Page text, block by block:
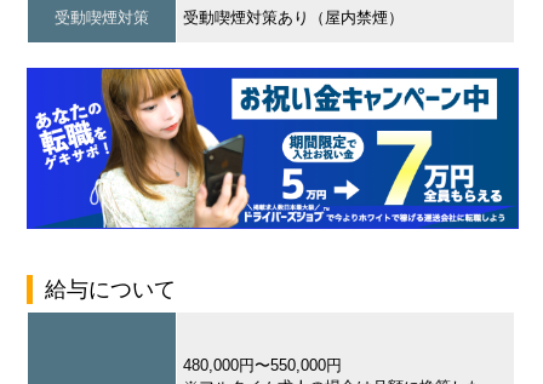
受動喫煙対策 受動喫煙対策あり（屋内禁煙）
給与について
480,000円〜550,000円